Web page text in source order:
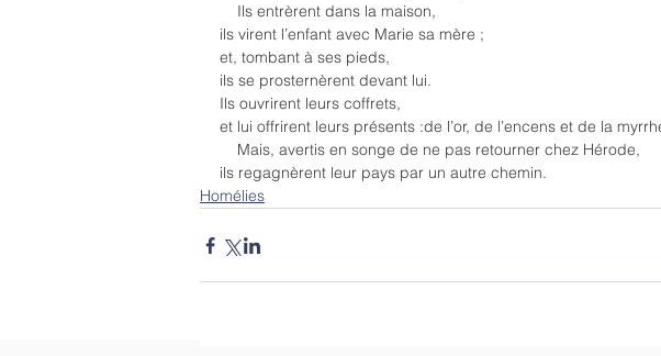
Ils entrèrent dans la maison,
ils virent l’enfant avec Marie sa mère ;
et, tombant à ses pieds,
ils se prosternèrent devant lui.
Ils ouvrirent leurs coffrets,
et lui offrirent leurs présents :de l’or, de l’encens et de la
Mais, avertis en songe de ne pas retourner chez Hérode,
ils regagnèrent leur pays par un autre chemin.
Homélies